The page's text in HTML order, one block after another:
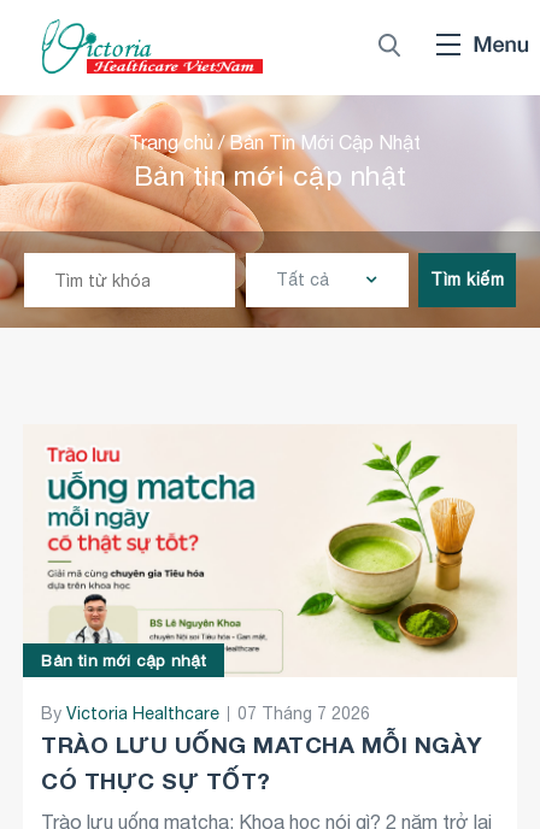
Trang chủ / Bản Tin Mới Cập Nhật
Bản tin mới cập nhật
Tất cả Tìm kiếm
Bản tin mới cập nhật
ByVictoria Healthcare 07 Tháng 7 2026
TRÀO LƯU UỐNG MATCHA MỖI NGÀY
CÓ THỰC SỰ TỐT?
Trào lưu uống matcha: Khoa học nói gì? 2 năm trở lại